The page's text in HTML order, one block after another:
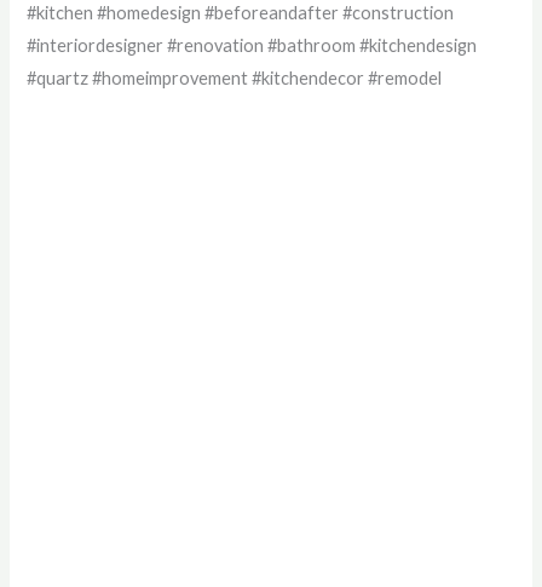
#kitchen #homedesign #beforeandafter #construction
#interiordesigner #renovation #bathroom #kitchendesign
#quartz #homeimprovement #kitchendecor #remodel